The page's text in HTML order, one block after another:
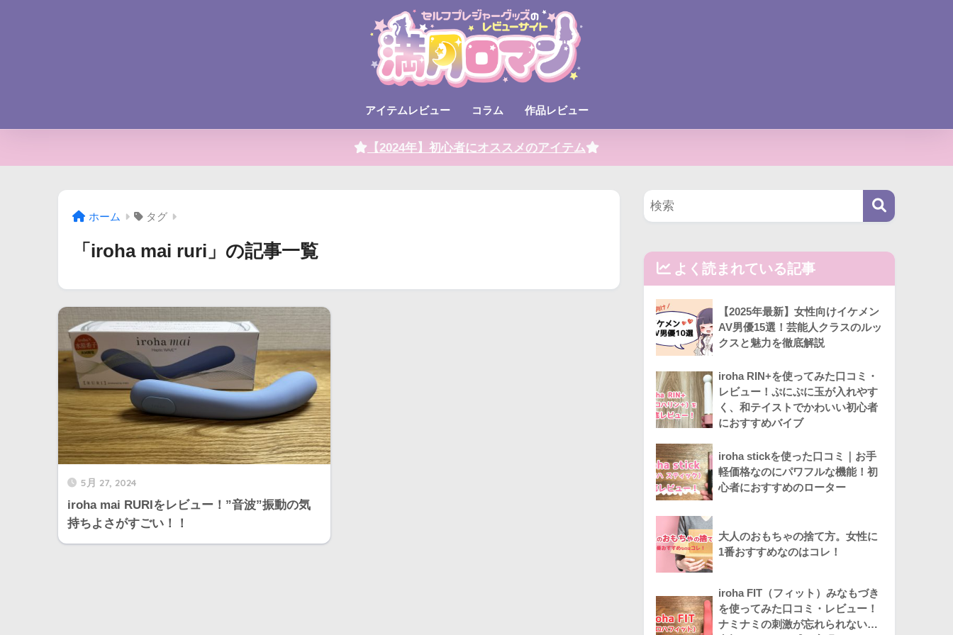
アイテムレビュー コラム 作品レビュー
【2024年】初心者にオススメのアイテム
ホーム タグ
「iroha mai ruri」の記事一覧
5月 27, 2024
iroha mai RURIをレビュー！”音波”振動の気
持ちよさがすごい！！
よく読まれている記事
【2025年最新】女性向けイケメン
AV男優15選！芸能人クラスのルッ
クスと魅力を徹底解説
iroha RIN+を使ってみた口コミ・
レビュー！ぷにぷに玉が入れやす
く、和テイストでかわいい初心者
におすすめバイブ
iroha stickを使った口コミ｜お手
軽価格なのにパワフルな機能！初
心者におすすめのローター
大人のおもちゃの捨て方。女性に
1番おすすめなのはコレ！
iroha FIT（フィット）みなもづき
を使ってみた口コミ・レビュー！
ナミナミの刺激が忘れられない…